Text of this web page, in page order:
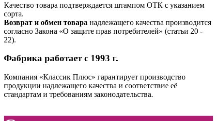
Качество товара подтверждается штампом ОТК с указанием
сорта.
Возврат и обмен товара надлежащего качества производится
согласно Закона «О защите прав потребителей» (статьи 20 ‑
22).
Фабрика работает с 1993 г.
Компания «Классик Плюс» гарантирует производство
продукции надлежащего качества и соответствие её
стандартам и требованиям законодательства.